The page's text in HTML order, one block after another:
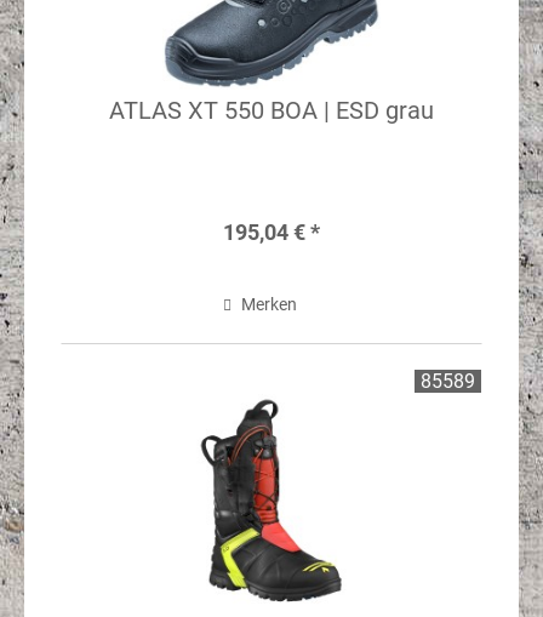
ATLAS XT 550 BOA | ESD grau
195,04 € *
Merken
85589